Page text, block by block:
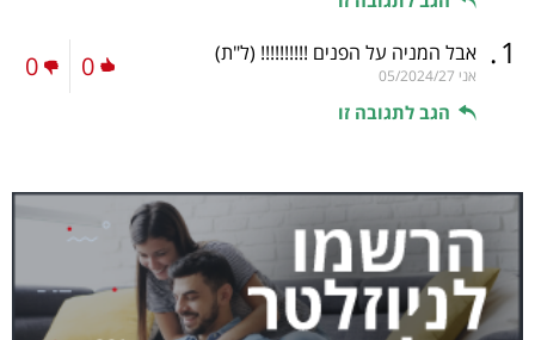
1
. אבל המניה על הפנים !!!!!!!!!! (ל"ת)
אני 05/2024/27
הגב לתגובה זו
0
0